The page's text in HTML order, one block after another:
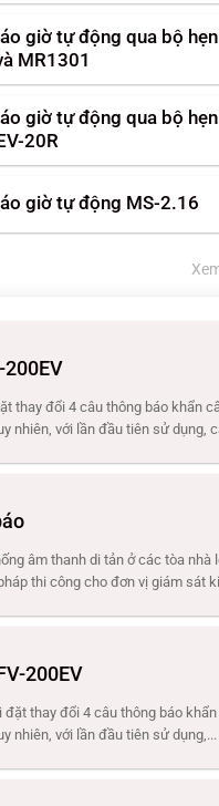
giờ tự động qua bộ
MR1301
giờ tự động qua bộ
20R
giờ tự động MS-2.16
thay đổi 4 câu thông báo khẩn
nhiên, với lần đầu tiên sử dụng,
âm thanh di tản ở các tòa nhà
thi công cho đơn vị giám sát
200EV
đặt thay đổi 4 câu thông báo
nhiên, với lần đầu tiên sử dụng,...